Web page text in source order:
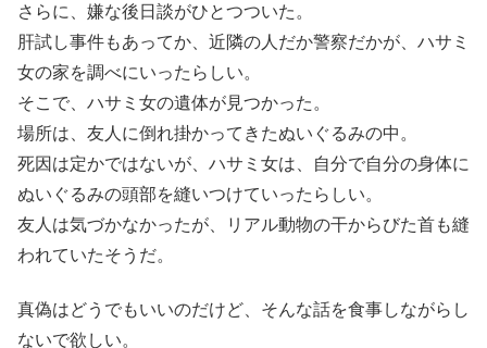
さらに、嫌な後日談がひとつついた。
肝試し事件もあってか、近隣の人だか警察だかが、ハサミ
女の家を調べにいったらしい。
そこで、ハサミ女の遺体が見つかった。
場所は、友人に倒れ掛かってきたぬいぐるみの中。
死因は定かではないが、ハサミ女は、自分で自分の身体に
ぬいぐるみの頭部を縫いつけていったらしい。
友人は気づかなかったが、リアル動物の干からびた首も縫
われていたそうだ。
真偽はどうでもいいのだけど、そんな話を食事しながらし
ないで欲しい。